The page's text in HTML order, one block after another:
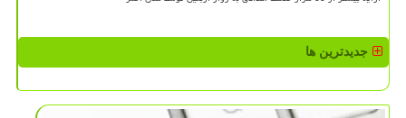
جدیدترین ها